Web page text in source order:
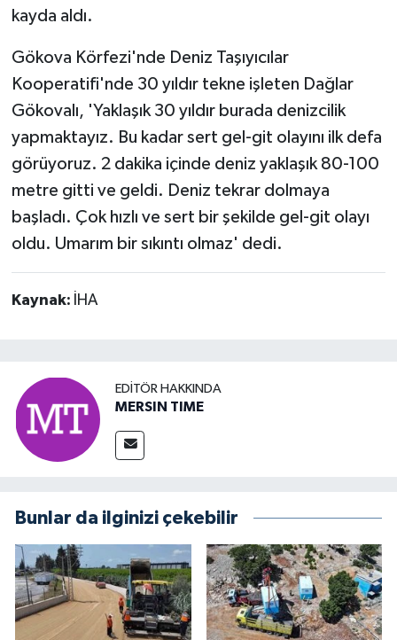
kayda aldı.
Gökova Körfezi'nde Deniz Taşıyıcılar
Kooperatifi'nde 30 yıldır tekne işleten Dağlar
Gökovalı, 'Yaklaşık 30 yıldır burada denizcilik
yapmaktayız. Bu kadar sert gel-git olayını ilk defa
görüyoruz. 2 dakika içinde deniz yaklaşık 80-100
metre gitti ve geldi. Deniz tekrar dolmaya
başladı. Çok hızlı ve sert bir şekilde gel-git olayı
oldu. Umarım bir sıkıntı olmaz' dedi.
Kaynak: İHA
EDITÖR HAKKINDA
MERSIN TIME
Bunlar da ilginizi çekebilir